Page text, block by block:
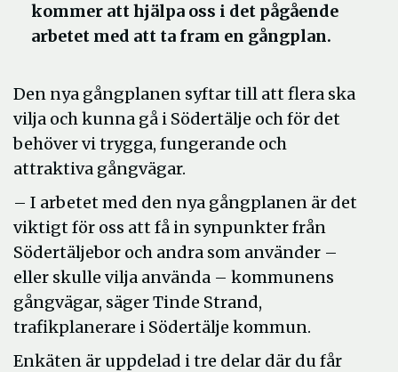
kommer att hjälpa oss i det pågående
arbetet med att ta fram en gångplan.
Den nya gångplanen syftar till att flera ska
vilja och kunna gå i Södertälje och för det
behöver vi trygga, fungerande och
attraktiva gångvägar.
– I arbetet med den nya gångplanen är det
viktigt för oss att få in synpunkter från
Södertäljebor och andra som använder –
eller skulle vilja använda – kommunens
gångvägar, säger Tinde Strand,
trafikplanerare i Södertälje kommun.
Enkäten är uppdelad i tre delar där du får